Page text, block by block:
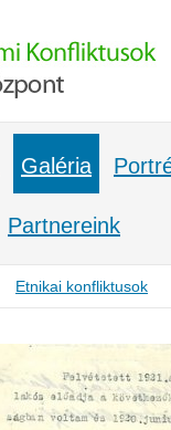
Galéria
Partnereink
Etnikai konfliktusok